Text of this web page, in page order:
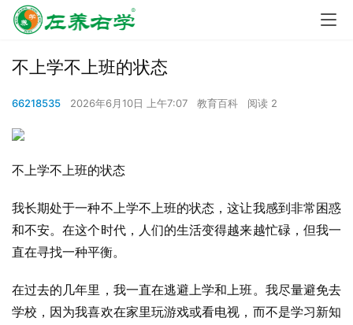
不上学不上班的状态
66218535 2026年6月10日 上午7:07 教育百科 阅读 2
不上学不上班的状态
我长期处于一种不上学不上班的状态，这让我感到非常困惑
和不安。在这个时代，人们的生活变得越来越忙碌，但我一
直在寻找一种平衡。
在过去的几年里，我一直在逃避上学和上班。我尽量避免去
学校，因为我喜欢在家里玩游戏或看电视，而不是学习新知